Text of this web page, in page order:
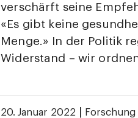
verschärft seine
«Es gibt keine
Menge.» In der Politik
Widerstand – wir
20. Januar 2022 Forschung